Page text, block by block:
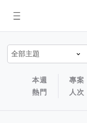
專案排序以及過濾篩選器
專案排序導航欄
本週
熱門
專案
人次